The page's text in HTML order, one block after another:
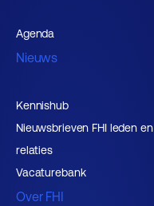
Agenda
Nieuws
Kennishub
Nieuwsbrieven FHI leden en
relaties
Vacaturebank
Over FHI